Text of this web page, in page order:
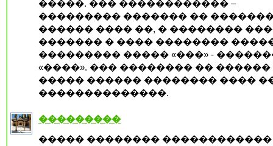
�����. ��� ������������ –
��������� ������� ��
������ ���� ��, � ��������
������� � ���� ��������
��������� ����� «���» -
«����». ��� �������� �� ������
����� ������ �������� ����
��������������.
���������
����� �������� ������������